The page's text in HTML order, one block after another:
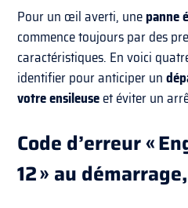
Pour un œil averti, unepanne
commence toujours par des
caractéristiques. En voici
identifier pour anticiper un
votre ensileuseet éviter un
Code d’erreur «
12 » au